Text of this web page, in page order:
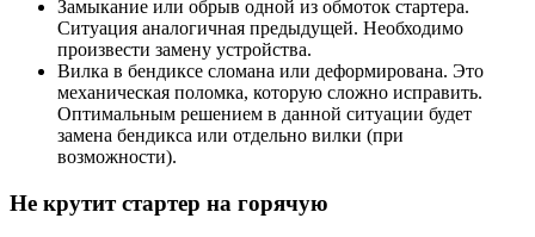
Замыкание или обрыв одной из обмоток стартера.
Ситуация аналогичная предыдущей. Необходимо
произвести замену устройства.
Вилка в бендиксе сломана или деформирована. Это
механическая поломка, которую сложно исправить.
Оптимальным решением в данной ситуации будет
замена бендикса или отдельно вилки (при
возможности).
Не крутит стартер на горячую